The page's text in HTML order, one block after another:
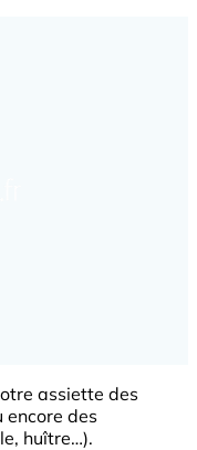
assiette des
encore des
huître…).